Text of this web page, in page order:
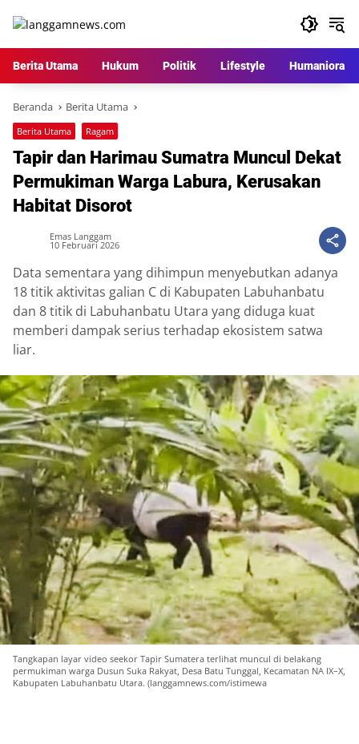
Berita Utama Hukum Politik Lifestyle Humaniora
Beranda Berita Utama
Berita Utama Ragam
Tapir dan Harimau Sumatra Muncul Dekat
Permukiman Warga Labura, Kerusakan
Habitat Disorot
Emas Langgam
10 Februari 2026
Data sementara yang dihimpun menyebutkan adanya
18 titik aktivitas galian C di Kabupaten Labuhanbatu
dan 8 titik di Labuhanbatu Utara yang diduga kuat
memberi dampak serius terhadap ekosistem satwa
liar.
Tangkapan layar video seekor Tapir Sumatera terlihat muncul di belakang
permukiman warga Dusun Suka Rakyat, Desa Batu Tunggal, Kecamatan NA IX–X,
Kabupaten Labuhanbatu Utara. (langgamnews.com/istimewa